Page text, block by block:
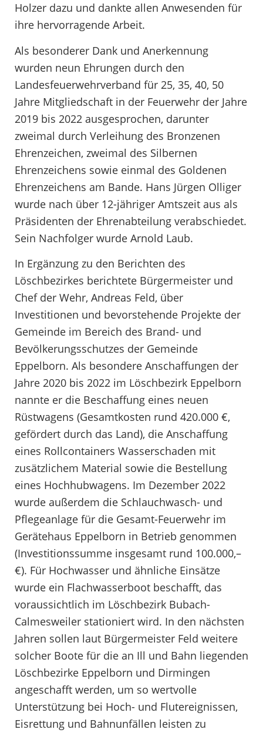
Holzer dazu und dankte allen Anwesenden für
ihre hervorragende Arbeit.
Als besonderer Dank und Anerkennung
wurden neun Ehrungen durch den
Landesfeuerwehrverband für 25, 35, 40, 50
Jahre Mitgliedschaft in der Feuerwehr der Jahre
2019 bis 2022 ausgesprochen, darunter
zweimal durch Verleihung des Bronzenen
Ehrenzeichen, zweimal des Silbernen
Ehrenzeichens sowie einmal des Goldenen
Ehrenzeichens am Bande. Hans Jürgen Olliger
wurde nach über 12-jähriger Amtszeit aus als
Präsidenten der Ehrenabteilung verabschiedet.
Sein Nachfolger wurde Arnold Laub.
In Ergänzung zu den Berichten des
Löschbezirkes berichtete Bürgermeister und
Chef der Wehr, Andreas Feld, über
Investitionen und bevorstehende Projekte der
Gemeinde im Bereich des Brand- und
Bevölkerungsschutzes der Gemeinde
Eppelborn. Als besondere Anschaffungen der
Jahre 2020 bis 2022 im Löschbezirk Eppelborn
nannte er die Beschaffung eines neuen
Rüstwagens (Gesamtkosten rund 420.000 €,
gefördert durch das Land), die Anschaffung
eines Rollcontainers Wasserschaden mit
zusätzlichem Material sowie die Bestellung
eines Hochhubwagens. Im Dezember 2022
wurde außerdem die Schlauchwasch- und
Pflegeanlage für die Gesamt-Feuerwehr im
Gerätehaus Eppelborn in Betrieb genommen
(Investitionssumme insgesamt rund 100.000,–
€). Für Hochwasser und ähnliche Einsätze
wurde ein Flachwasserboot beschafft, das
voraussichtlich im Löschbezirk Bubach-
Calmesweiler stationiert wird. In den nächsten
Jahren sollen laut Bürgermeister Feld weitere
solcher Boote für die an Ill und Bahn liegenden
Löschbezirke Eppelborn und Dirmingen
angeschafft werden, um so wertvolle
Unterstützung bei Hoch- und Flutereignissen,
Eisrettung und Bahnunfällen leisten zu